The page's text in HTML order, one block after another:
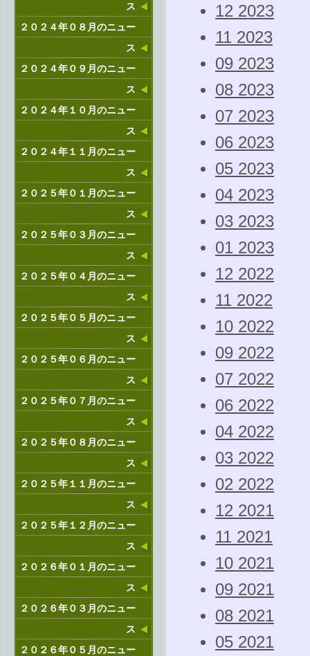
ス
２０２４年０８月のニュー
ス
２０２４年０９月のニュー
ス
２０２４年１０月のニュー
ス
２０２４年１１月のニュー
ス
２０２５年０１月のニュー
ス
２０２５年０３月のニュー
ス
２０２５年０４月のニュー
ス
２０２５年０５月のニュー
ス
２０２５年０６月のニュー
ス
２０２５年０７月のニュー
ス
２０２５年０８月のニュー
ス
２０２５年１１月のニュー
ス
２０２５年１２月のニュー
ス
２０２６年０１月のニュー
ス
２０２６年０３月のニュー
ス
２０２６年０５月のニュー
12 2023
11 2023
09 2023
08 2023
07 2023
06 2023
05 2023
04 2023
03 2023
01 2023
12 2022
11 2022
10 2022
09 2022
07 2022
06 2022
04 2022
03 2022
02 2022
12 2021
11 2021
10 2021
09 2021
08 2021
05 2021